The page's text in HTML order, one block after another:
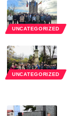
UNCATEGORIZED
UNCATEGORIZED